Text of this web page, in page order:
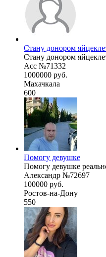
Стану донором
Стану донором
Асс №71332
1000000 руб.
Махачкала
600
Помогу девушке
Помогу девушке
Александр №72697
100000 руб.
Ростов-на-Дону
550